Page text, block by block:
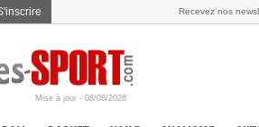
Recevez nos
Mise à jour - 08/08/2026